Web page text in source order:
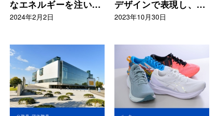
なエネルギーを注いで
くれる
2024年2月2日
デザインで表現し、積
み重ねる
2023年10月30日